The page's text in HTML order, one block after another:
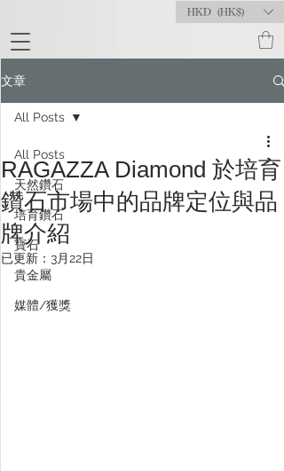
HKD (HK$)
文章
All Posts
天然鑽石
培育鑽石
寶石
貴金屬
媒體/獲獎
All Posts
RAGAZZA Diamond 於培育
鑽石市場中的品牌定位與品
牌介紹
已更新： 3月22日